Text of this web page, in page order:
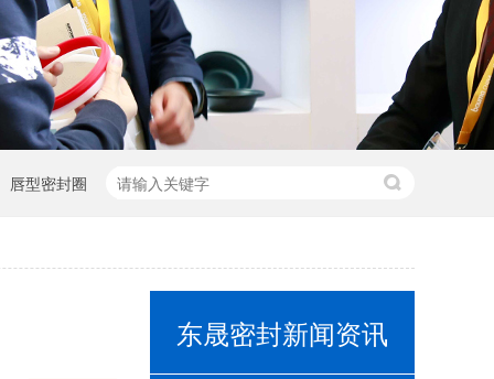
唇型密封圈
东晟密封新闻资讯
组合双唇骨架油封密封圈